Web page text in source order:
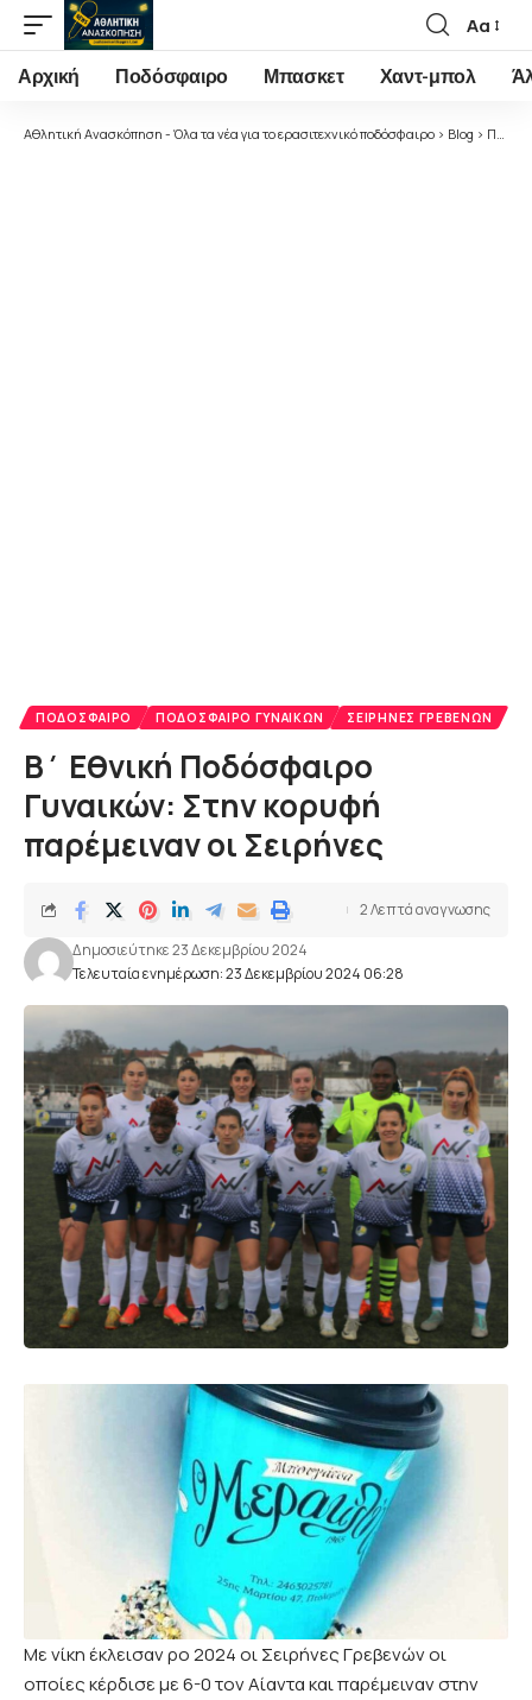
Font
Resizer
Αα
Αρχική Ποδόσφαιρο Μπασκετ Χαντ-μπολ
Αθλητική Ανασκόπηση - Όλα τα νέα για το ερασιτεχνικό ποδόσφαιρο > Blog > Ποδόσφαιρο
ΠΟΔΌΣΦΑΙΡΟ ΠΟΔΌΣΦΑΙΡΟ ΓΥΝΑΙΚΏΝ ΣΕΙΡΉΝΕΣ ΓΡΕΒΕΝΏΝ
B΄ Εθνική Ποδόσφαιρο
Γυναικών: Στην κορυφή
παρέμειναν οι Σειρήνες
Τελευταία ενημέρωση: 23 Δεκεμβρίου 2024 06:28
Δημοσιεύτηκε 23 Δεκεμβρίου 2024
2 Λεπτά αναγνωσης
Με νίκη έκλεισαν ρο 2024 οι Σειρήνες Γρεβενών οι
οποίες κέρδισε με 6-0 τον Αίαντα και παρέμειναν στην